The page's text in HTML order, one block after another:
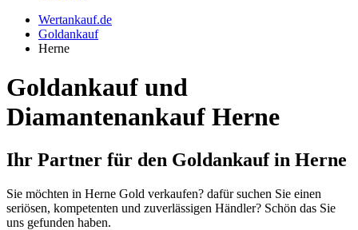
Wertankauf.de
Goldankauf
Herne
Goldankauf und
Diamantenankauf Herne
Ihr Partner für den Goldankauf in Herne
Sie möchten in Herne Gold verkaufen? dafür suchen Sie einen
seriösen, kompetenten und zuverlässigen Händler? Schön das Sie
uns gefunden haben.